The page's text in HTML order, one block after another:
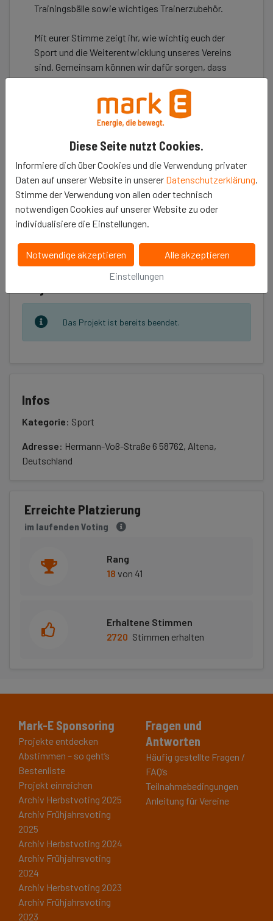
Diese Seite nutzt Cookies.
Informiere dich über Cookies und die Verwendung privater
Daten auf unserer Website in unserer Datenschutzerklärung.
Stimme der Verwendung von allen oder technisch
notwendigen Cookies auf unserer Website zu oder
individualisiere die Einstellungen.
Notwendige akzeptieren
Alle akzeptieren
Einstellungen
Trainingsbälle sowie wichtiges Trainerzubehör.
Mit eurer Stimme zeigt ihr, wie wichtig euch der
Sport und die Weiterentwicklung unseres Vereins
sind. Gemeinsam können wir dafür sorgen, dass
die Tennisabteilung des SV Altena weiter wächst
und ein attraktives Angebot für alle Generationen
Erzähle es deinen Freunden
Erreichte Platzierung
im laufenden Voting
Rang
18von 41
Erhaltene Stimmen
2720 Stimmen erhalten
Das Projekt ist bereits beendet.
Infos
Kategorie: Sport
Adresse: Hermann-Voß-Straße 6 58762, Altena,
Deutschland
Mark-E Sponsoring
Projekte entdecken
Abstimmen – so geht’s
Bestenliste
Projekt einreichen
Archiv Herbstvoting 2025
Archiv Frühjahrsvoting
2025
Archiv Herbstvoting 2024
Archiv Frühjahrsvoting
2024
Archiv Herbstvoting 2023
Archiv Frühjahrsvoting
2023
Fragen und
Antworten
Häufig gestellte Fragen /
FAQ’s
Teilnahmebedingungen
Anleitung für Vereine